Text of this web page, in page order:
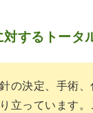
するトー
の決定、手術
立っています